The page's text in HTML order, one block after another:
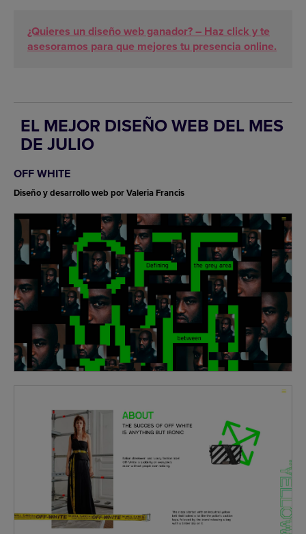
¿Quieres un diseño web ganador? – Haz click y te
asesoramos para que mejores tu presencia online.
EL MEJOR DISEÑO WEB DEL MES
DE JULIO
OFF WHITE
Diseño y desarrollo web por Valeria Francis